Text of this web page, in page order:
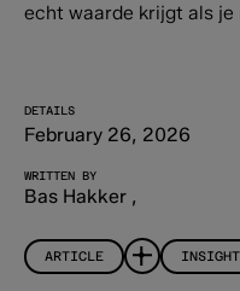
echt waarde krijgt als je
DETAILS
February 26, 2026
WRITTEN BY
Bas Hakker ,
ARTICLE INSIGHT